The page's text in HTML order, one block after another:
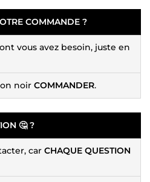
COMMANDE ?
vous avez besoin, juste en
noir COMMANDER.
🤔 ?
car CHAQUE QUESTION